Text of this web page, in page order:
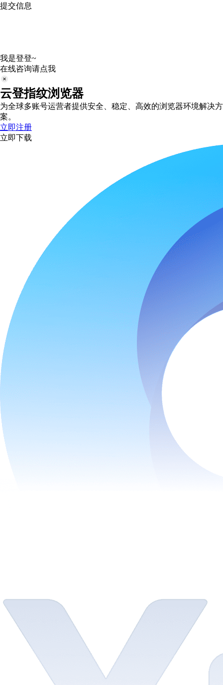
提交信息
我是登登~
在线咨询请点我
云登指纹浏览器
为全球多账号运营者提供安全、稳定、高效的浏览器环境解决方
案。
立即注册
立即下载